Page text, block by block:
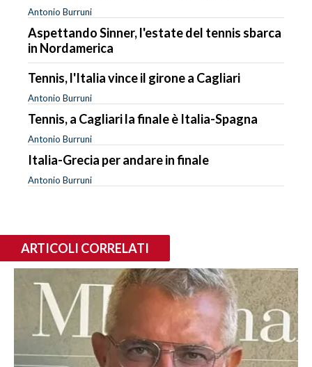
Antonio Burruni
Aspettando Sinner, l'estate del tennis sbarca
in Nordamerica
Tennis, l'Italia vince il girone a Cagliari
Antonio Burruni
Tennis, a Cagliari la finale è Italia-Spagna
Antonio Burruni
Italia-Grecia per andare in finale
Antonio Burruni
ARTICOLI CORRELATI